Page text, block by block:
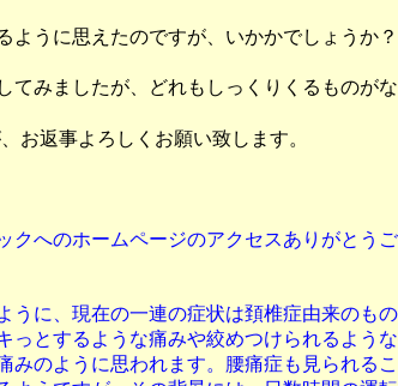
ように思えたのですが、いかかでしょうか？
てみましたが、どれもしっくりくるものがな
お返事よろしくお願い致します。
へのホームページのアクセスありがとうご
うに、現在の一連の症状は頚椎症由来のも
っとするような痛みや絞めつけられるよう
みのように思われます。腰痛症も見られる